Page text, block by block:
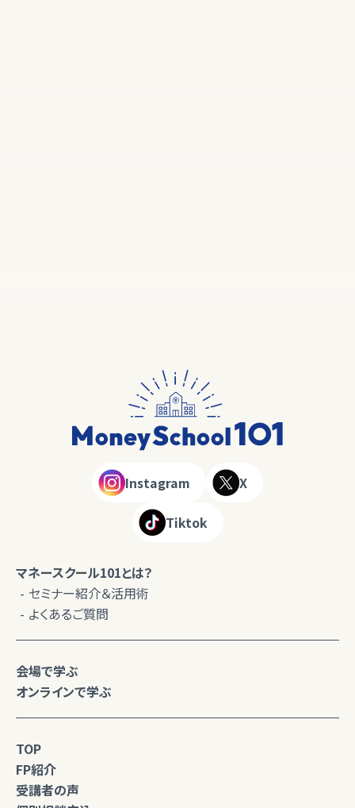
Instagram X
Tiktok
マネースクール101とは？
セミナー紹介＆活用術
よくあるご質問
会場で学ぶ
オンラインで学ぶ
TOP
FP紹介
受講者の声